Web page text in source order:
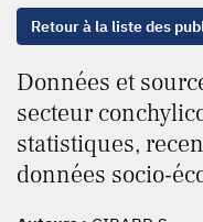
Retour à la liste des
Données et
secteur
statistiques,
données socio-